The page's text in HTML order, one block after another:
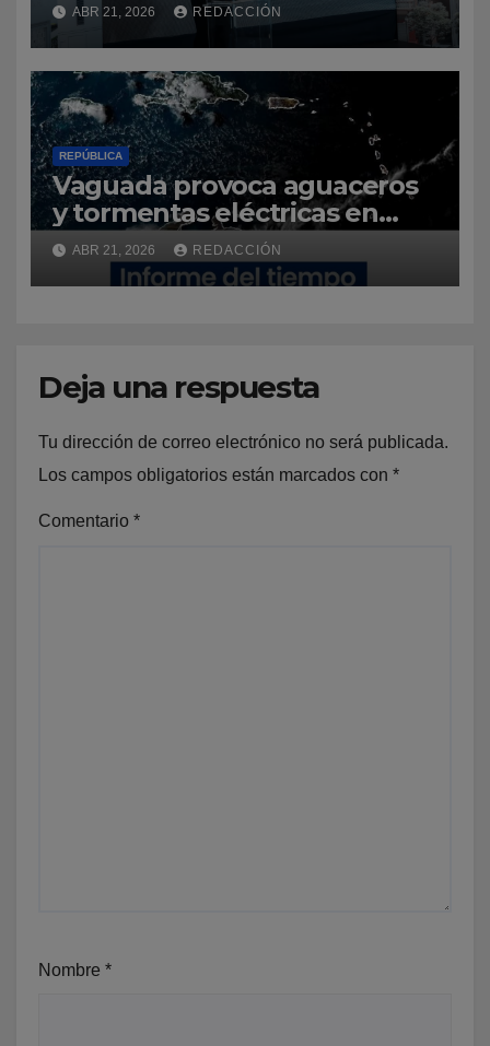
construcción del parqueo
José Reyes
ABR 21, 2026 REDACCIÓN
REPÚBLICA
Vaguada provoca aguaceros
y tormentas eléctricas en
varias provincias del país
ABR 21, 2026 REDACCIÓN
Deja una respuesta
Tu dirección de correo electrónico no será publicada.
Los campos obligatorios están marcados con *
Comentario *
Nombre *